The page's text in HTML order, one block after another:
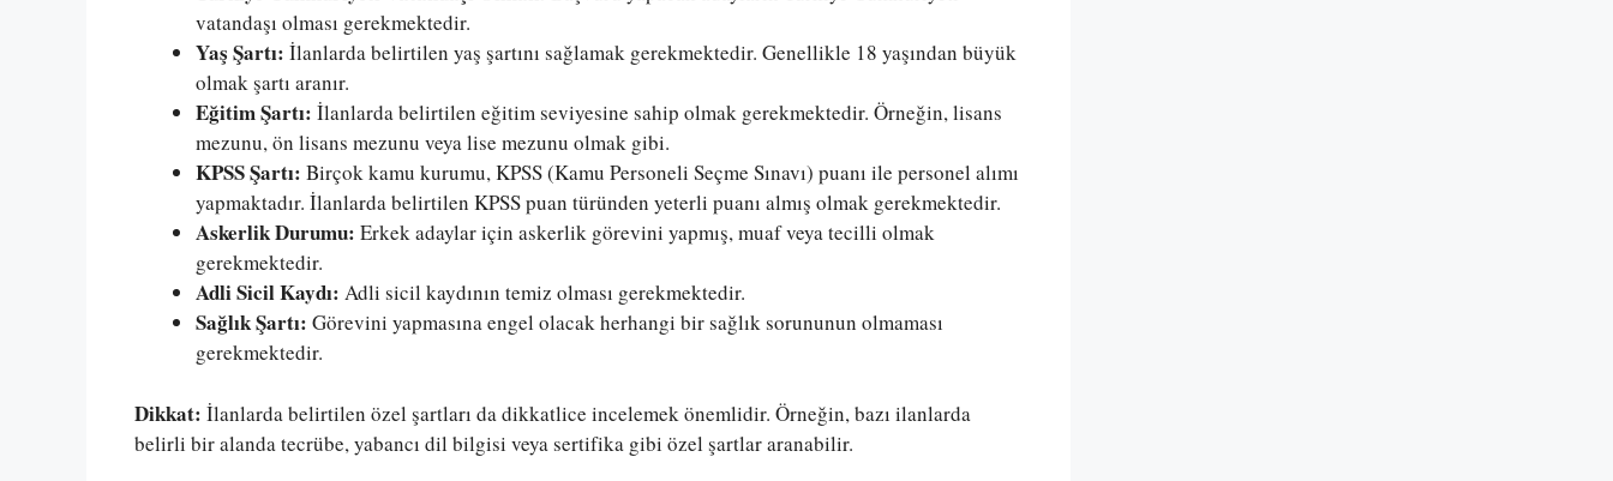
vatandaşı olması gerekmektedir.
Yaş Şartı: İlanlarda belirtilen yaş şartını sağlamak gerekmektedir. Genellikle 18 yaşından büyük
olmak şartı aranır.
Eğitim Şartı: İlanlarda belirtilen eğitim seviyesine sahip olmak gerekmektedir. Örneğin, lisans
mezunu, ön lisans mezunu veya lise mezunu olmak gibi.
KPSS Şartı: Birçok kamu kurumu, KPSS (Kamu Personeli Seçme Sınavı) puanı ile personel alımı
yapmaktadır. İlanlarda belirtilen KPSS puan türünden yeterli puanı almış olmak gerekmektedir.
Askerlik Durumu: Erkek adaylar için askerlik görevini yapmış, muaf veya tecilli olmak
gerekmektedir.
Adli Sicil Kaydı: Adli sicil kaydının temiz olması gerekmektedir.
Sağlık Şartı: Görevini yapmasına engel olacak herhangi bir sağlık sorununun olmaması
gerekmektedir.
Dikkat: İlanlarda belirtilen özel şartları da dikkatlice incelemek önemlidir. Örneğin, bazı ilanlarda
belirli bir alanda tecrübe, yabancı dil bilgisi veya sertifika gibi özel şartlar aranabilir.